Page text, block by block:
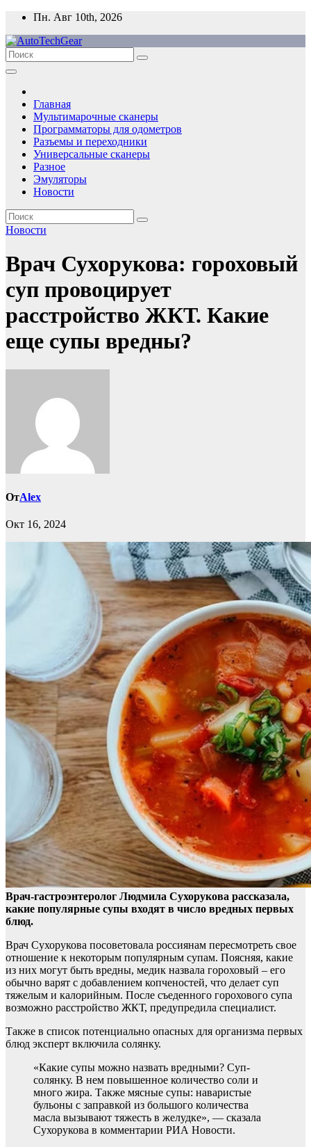
Перейти
содержимому
Пн. Авг 10th, 2026
Главная
Мультимарочные сканеры
Программаторы для одометров
Разъемы и переходники
Универсальные сканеры
Разное
Эмуляторы
Новости
Новости
Врач Сухорукова: гороховый
суп провоцирует
расстройство ЖКТ. Какие
еще супы вредны?
ОтAlex
Окт 16, 2024
Врач-гастроэнтеролог Людмила Сухорукова рассказала,
какие популярные супы входят в число вредных первых
блюд.
Врач Сухорукова посоветовала россиянам пересмотреть свое
отношение к некоторым популярным супам. Поясняя, какие
из них могут быть вредны, медик назвала гороховый – его
обычно варят с добавлением копченостей, что делает суп
тяжелым и калорийным. После съеденного горохового супа
возможно расстройство ЖКТ, предупредила специалист.
Также в список потенциально опасных для организма первых
блюд эксперт включила солянку.
«Какие супы можно назвать вредными? Суп-
солянку. В нем повышенное количество соли и
много жира. Также мясные супы: наваристые
бульоны с заправкой из большого количества
масла вызывают тяжесть в желудке», — сказала
Сухорукова в комментарии РИА Новости.